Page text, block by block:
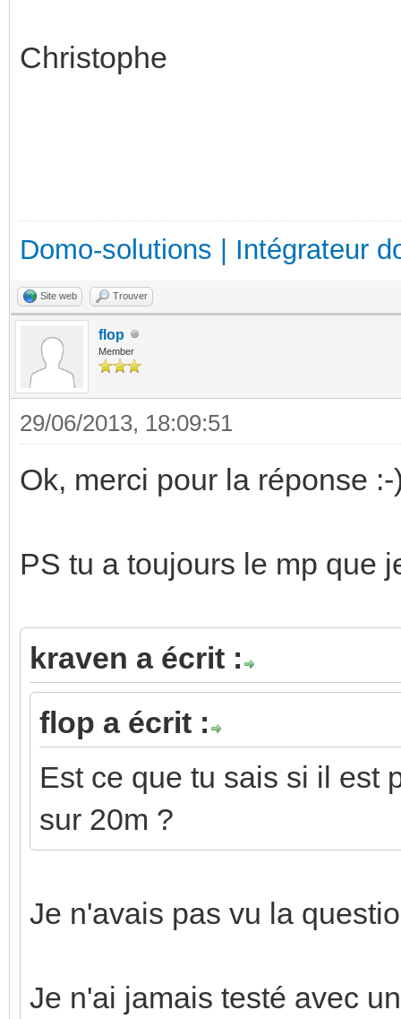
Christophe
Domo-solutions | Intégrateur
Site web Trouver
flop
Member
29/06/2013, 18:09:51
Ok, merci pour la réponse :-
PS tu a toujours le mp que
kraven a écrit :
flop a écrit :
Est ce que tu sais si il est
sur 20m ?
Je n'avais pas vu la
Je n'ai jamais testé avec